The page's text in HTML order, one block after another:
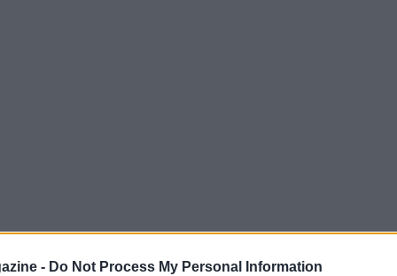
- Do Not Process My Personal Information